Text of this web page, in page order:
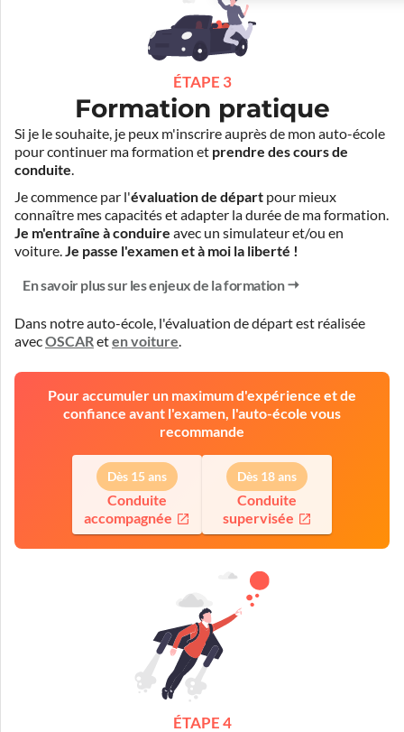
ÉTAPE 3
Formation pratique
Si je le souhaite, je peux m'inscrire auprès de mon auto-école
pour continuer ma formation et prendre des cours de
conduite.
Je commence par l'évaluation de départ pour mieux
connaître mes capacités et adapter la durée de ma formation.
Je m'entraîne à conduire avec un simulateur et/ou en
voiture. Je passe l'examen et à moi la liberté !
En savoir plus sur les enjeux de la formation
Dans notre auto-école, l'évaluation de départ est réalisée
avecOSCAR eten voiture
Pour accumuler un maximum d'expérience et de
confiance avant l'examen, l'auto-école vous
recommande
Dès 15 ans
Conduite
accompagnée
Dès 18 ans
Conduite
supervisée
ÉTAPE 4